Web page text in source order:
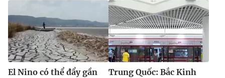
El Nino có thể đẩy gần
Trung Quốc: Bắc Kinh